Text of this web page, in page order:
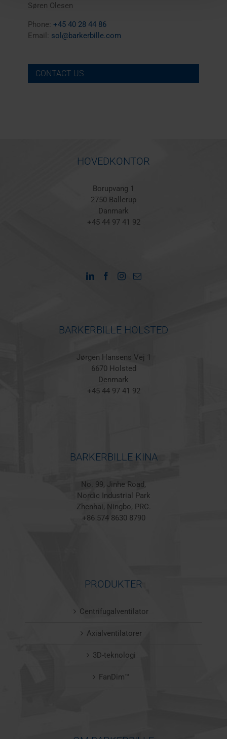
Søren Olesen
Phone: +45 40 28 44 86
Email: sol@barkerbille.com
CONTACT US
HOVEDKONTOR
Borupvang 1
2750 Ballerup
Danmark
+45 44 97 41 92
BARKERBILLE HOLSTED
Jørgen Hansens Vej 1
6670 Holsted
Denmark
+45 44 97 41 92
BARKERBILLE KINA
No. 99, Jinhe Road,
Nordic Industrial Park
Zhenhai, Ningbo, PRC.
+86 574 8630 8790
PRODUKTER
Centrifugalventilator
Axialventilatorer
3D-teknologi
FanDim™